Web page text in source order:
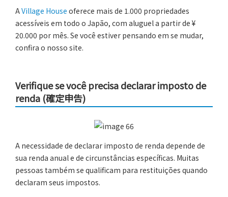
AVillage House oferece mais de 1.000 propriedades
acessíveis em todo o Japão, com aluguel a partir de ¥
20.000 por mês. Se você estiver pensando em se mudar,
confira o nosso site.
Verifique se você precisa declarar imposto de
renda (確定申告)
A necessidade de declarar imposto de renda depende de
sua renda anual e de circunstâncias específicas. Muitas
pessoas também se qualificam para restituições quando
declaram seus impostos.